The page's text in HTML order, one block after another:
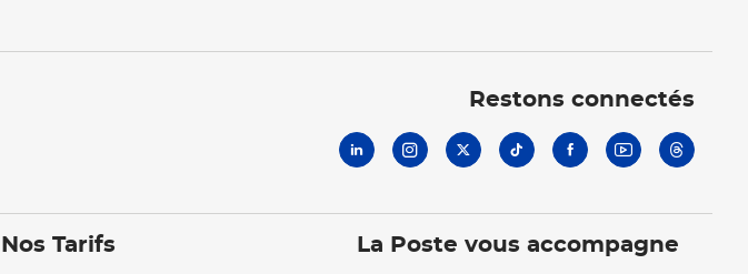
Restons connectés
Nos Tarifs La Poste vous accompagne